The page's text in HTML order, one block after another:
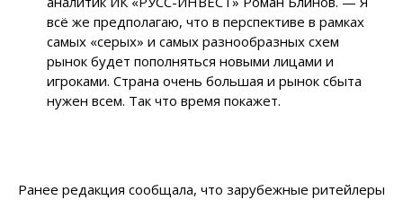
всё же предполагаю, что в перспективе в рамках
самых «серых» и самых разнообразных схем
рынок будет пополняться новыми лицами и
игроками. Страна очень большая и рынок сбыта
нужен всем. Так что время покажет.
Ранее редакция сообщала, что зарубежные ритейлеры